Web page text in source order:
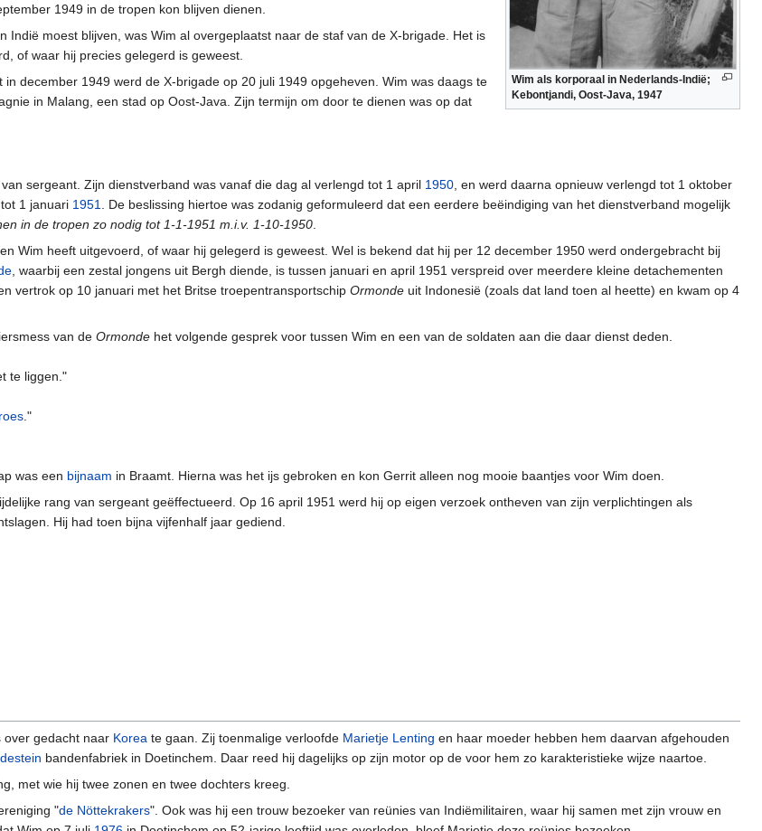
Wim als korporaal in Nederlands-Indië;
Kebontjandi, Oost-Java, 1947
1949 in de tropen kon blijven dienen.
Indië moest blijven, was Wim al overgeplaatst naar de staf van de X-brigade. Het is
of waar hij precies gelegerd is geweest.
december 1949 werd de X-brigade op 20 juli 1949 opgeheven. Wim was daags te
in Malang, een stad op Oost-Java. Zijn termijn om door te dienen was op dat
sergeant. Zijn dienstverband was vanaf die dag al verlengd tot 1 april 1950 , en werd daarna opnieuw verlengd tot 1 oktober
1 januari 1951
. De beslissing hiertoe was zodanig geformuleerd dat een eerdere beëindiging van het dienstverband mogelijk
in de tropen zo nodig tot 1-1-1951 m.i.v. 1-10-1950
Wim heeft uitgevoerd, of waar hij gelegerd is geweest. Wel is bekend dat hij per 12 december 1950 werd ondergebracht bij
, waarbij een zestal jongens uit Bergh diende, is tussen januari en april 1951 verspreid over meerdere kleine detachementen
vertrok op 10 januari met het Britse troepentransportschip Ormonde uit Indonesië (zoals dat land toen al heette) en kwam op 4
van de Ormonde het volgende gesprek voor tussen Wim en een van de soldaten aan die daar dienst deden.
te liggen."
."
was een bijnaam in Braamt. Hierna was het ijs gebroken en kon Gerrit alleen nog mooie baantjes voor Wim doen.
rang van sergeant geëffectueerd. Op 16 april 1951 werd hij op eigen verzoek ontheven van zijn verplichtingen als
Hij had toen bijna vijfenhalf jaar gediend.
over gedacht naar Korea te gaan. Zij toenmalige verloofde Marietje Lenting en haar moeder hebben hem daarvan afgehouden
bandenfabriek in Doetinchem. Daar reed hij dagelijks op zijn motor op de voor hem zo karakteristieke wijze naartoe.
met wie hij twee zonen en twee dochters kreeg.
"de Nöttekrakers". Ook was hij een trouw bezoeker van reünies van Indiëmilitairen, waar hij samen met zijn vrouw en